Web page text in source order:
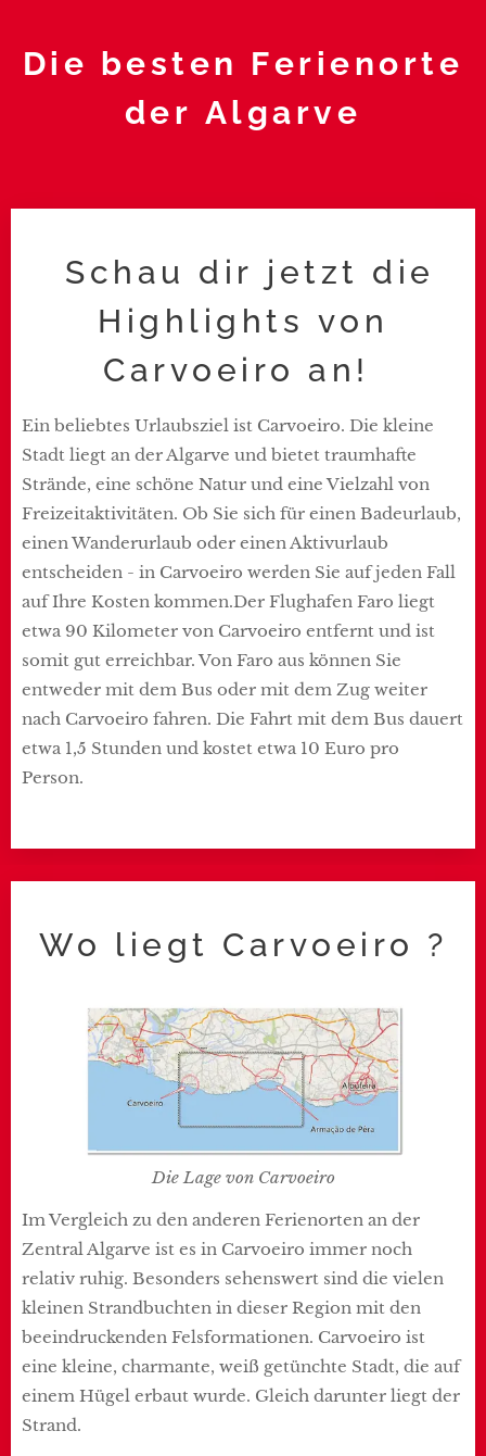
Die besten Ferienorte
der Algarve
Schau dir jetzt die
Highlights von
Carvoeiro an!
Ein beliebtes Urlaubsziel ist Carvoeiro. Die kleine
Stadt liegt an der Algarve und bietet traumhafte
Strände, eine schöne Natur und eine Vielzahl von
Freizeitaktivitäten. Ob Sie sich für einen Badeurlaub,
einen Wanderurlaub oder einen Aktivurlaub
entscheiden - in Carvoeiro werden Sie auf jeden Fall
auf Ihre Kosten kommen.Der Flughafen Faro liegt
etwa 90 Kilometer von Carvoeiro entfernt und ist
somit gut erreichbar. Von Faro aus können Sie
entweder mit dem Bus oder mit dem Zug weiter
nach Carvoeiro fahren. Die Fahrt mit dem Bus dauert
etwa 1,5 Stunden und kostet etwa 10 Euro pro
Person.
Wo liegt Carvoeiro ?
Die Lage von Carvoeiro
Im Vergleich zu den anderen Ferienorten an der
Zentral Algarve ist es in Carvoeiro immer noch
relativ ruhig. Besonders sehenswert sind die vielen
kleinen Strandbuchten in dieser Region mit den
beeindruckenden Felsformationen. Carvoeiro ist
eine kleine, charmante, weiß getünchte Stadt, die auf
einem Hügel erbaut wurde. Gleich darunter liegt der
Strand.